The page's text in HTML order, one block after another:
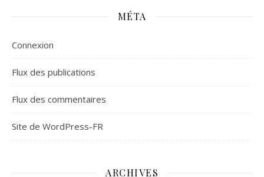
MÉTA
Connexion
Flux des publications
Flux des commentaires
Site de WordPress-FR
ARCHIVES